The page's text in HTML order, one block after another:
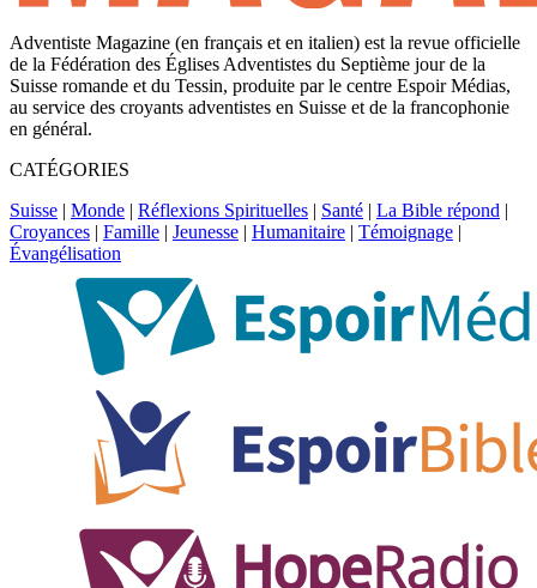
Adventiste Magazine (en français et en italien) est la revue officielle
de la Fédération des Églises Adventistes du Septième jour de la
Suisse romande et du Tessin, produite par le centre Espoir Médias,
au service des croyants adventistes en Suisse et de la francophonie
en général.
CATÉGORIES
Suisse | Monde | Réflexions Spirituelles | Santé | La Bible répond |
Croyances | Famille | Jeunesse | Humanitaire | Témoignage |
Évangélisation